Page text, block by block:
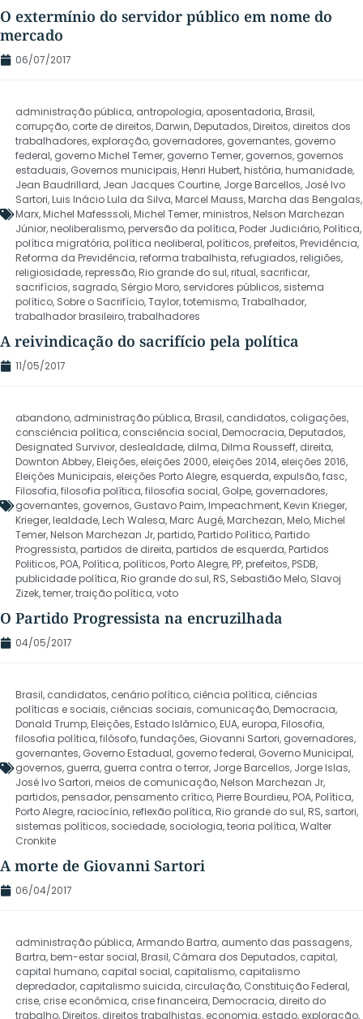
O extermínio do servidor público em nome do
mercado
06/07/2017
administração pública, antropologia, aposentadoria,Brasil,
corrupção, corte de direitos,Darwin,Deputados,Direitos, direitos dos
trabalhadores, exploração, governadores, governantes, governo
federal, governo Michel Temer, governo Temer, governos, governos
estaduais, Governos municipais,Henri Hubert,história,humanidade,
Jean Baudrillard, Jean Jacques Courtine, Jorge Barcellos, José Ivo
Sartori,Luis Inácio Lula da Silva,Marcel Mauss,Marcha das Bengalas,
Marx,Michel Mafesssoli,Michel Temer,ministros,Nelson Marchezan
Júnior,neoliberalismo,perversão da política,Poder Judiciário,Política,
política migratória,política neoliberal,políticos,prefeitos,Previdência,
Reforma da Previdência,reforma trabalhista,refugiados,religiões,
religiosidade,repressão,Rio grande do sul,ritual, sacrificar,
sacrifícios, sagrado, Sérgio Moro, servidores públicos, sistema
político, Sobre o Sacrifício,Taylor,totemismo,Trabalhador,
trabalhador brasileiro,trabalhadores
A reivindicação do sacrifício pela política
11/05/2017
abandono, administração pública,Brasil, candidatos, coligações,
consciência política, consciência social,Democracia,Deputados,
Designated Survivor, deslealdade, dilma,Dilma Rousseff, direita,
Downton Abbey,Eleições, eleições 2000, eleições 2014, eleições 2016,
Eleições Municipais, eleições Porto Alegre, esquerda, expulsão,fasc,
Filosofia,filosofia política,filosofia social, Golpe, governadores,
governantes, governos, Gustavo Paim,Impeachment,Kevin Krieger,
Krieger,lealdade,Lech Walesa,Marc Augé,Marchezan,Melo,Michel
Temer,Nelson Marchezan Jr,partido,Partido Político,Partido
Progressista,partidos de direita,partidos de esquerda,Partidos
Politicos,POA,Política,políticos,Porto Alegre,PP,prefeitos,PSDB,
publicidade política,Rio grande do sul,RS, Sebastião Melo, Slavoj
Zizek,temer,traição política,voto
O Partido Progressista na encruzilhada
04/05/2017
Brasil, candidatos, cenário político, ciência política, ciências
políticas e sociais, ciências sociais, comunicação,Democracia,
Donald Trump,Eleições,Estado Islâmico,EUA, europa,Filosofia,
filosofia política,filósofo,fundações, Giovanni Sartori, governadores,
governantes, Governo Estadual, governo federal, Governo Municipal,
governos, guerra, guerra contra o terror, Jorge Barcellos, Jorge Islas,
José Ivo Sartori,meios de comunicação,Nelson Marchezan Jr,
partidos,pensador,pensamento crítico,Pierre Bourdieu,POA,Política,
Porto Alegre,raciocínio,reflexão política,Rio grande do sul,RS, sartori,
sistemas políticos, sociedade, sociologia,teoria política,Walter
Cronkite
A morte de Giovanni Sartori
06/04/2017
administração pública,Armando Bartra, aumento das passagens,
Bartra,bem-estar social,Brasil, Câmara dos Deputados, capital,
capital humano, capital social, capitalismo, capitalismo
depredador, capitalismo suicida, circulação, Constituição Federal,
crise, crise econômica, crise financeira,Democracia, direito do
trabalho,Direitos, direitos trabalhistas, economia, estado, exploração,